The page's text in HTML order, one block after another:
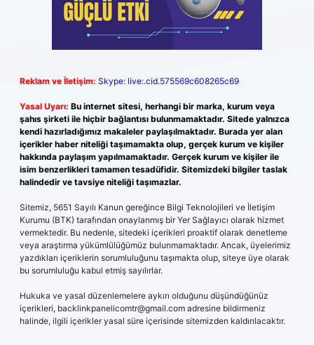
Reklam ve İletişim: Skype: live:.cid.575569c608265c69
Yasal Uyarı: Bu internet sitesi, herhangi bir marka, kurum veya
şahıs şirketi ile hiçbir bağlantısı bulunmamaktadır. Sitede yalnızca
kendi hazırladığımız makaleler paylaşılmaktadır. Burada yer alan
içerikler haber niteliği taşımamakta olup, gerçek kurum ve kişiler
hakkında paylaşım yapılmamaktadır. Gerçek kurum ve kişiler ile
isim benzerlikleri tamamen tesadüfidir. Sitemizdeki bilgiler taslak
halindedir ve tavsiye niteliği taşımazlar.
Sitemiz, 5651 Sayılı Kanun gereğince Bilgi Teknolojileri ve İletişim
Kurumu (BTK) tarafından onaylanmış bir Yer Sağlayıcı olarak hizmet
vermektedir. Bu nedenle, sitedeki içerikleri proaktif olarak denetleme
veya araştırma yükümlülüğümüz bulunmamaktadır. Ancak, üyelerimiz
yazdıkları içeriklerin sorumluluğunu taşımakta olup, siteye üye olarak
bu sorumluluğu kabul etmiş sayılırlar.
Hukuka ve yasal düzenlemelere aykırı olduğunu düşündüğünüz
içerikleri, backlinkpanelicomtr@gmail.com adresine bildirmeniz
halinde, ilgili içerikler yasal süre içerisinde sitemizden kaldırılacaktır.